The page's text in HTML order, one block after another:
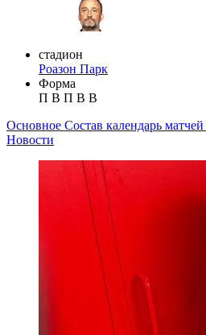
стадион
Роазон Парк
Форма
П В П В В
Основное Состав календарь матчей
Новости